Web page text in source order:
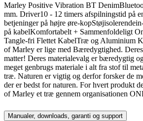
Marley Positive Vibration BT
mm. Driver10 - 12 timers afspilningstid på
betjeninger på højre øre-
på kabelKomfortabelt + Sammenfoldeligt
Tangle-fri Flettet KabelTræ og Aluminium
of Marley er lige med Bæredygtighed.
matter! Deres materialevalg er bæredygtig
meget genbrugs materiale i alt fra stof til
træ. Naturen er vigtig og derfor forsker de
der er bedst for naturen. For hvert produkt
of Marley et træ gennem organisationen
Manualer, downloads, garanti og support